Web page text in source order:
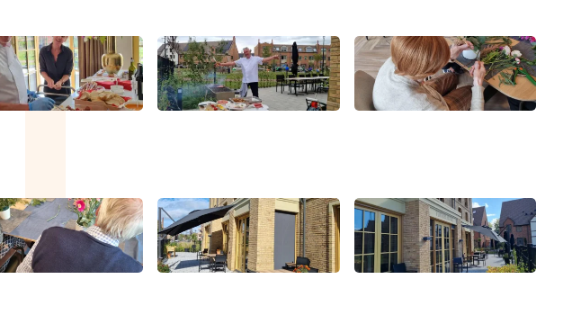
Open de lightbox Open de lightbox Open de lightbox
Open de lightbox Open de lightbox Open de lightbox